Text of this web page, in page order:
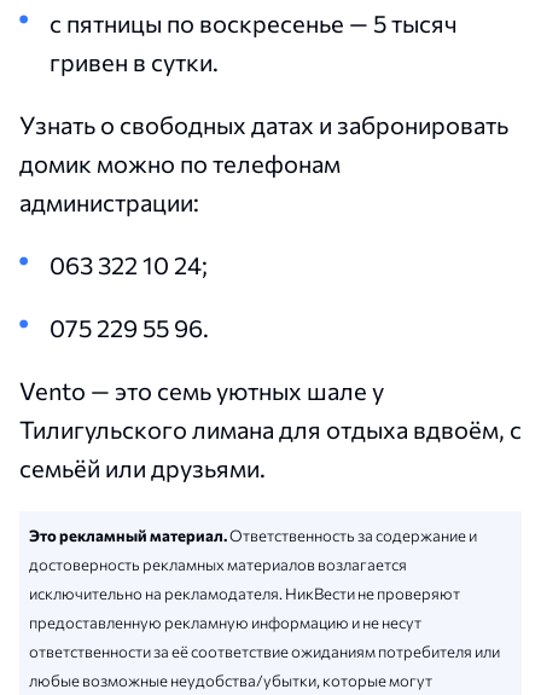
с пятницы по воскресенье — 5 тысяч
гривен в сутки.
Узнать о свободных датах и забронировать
домик можно по телефонам
администрации:
063 322 10 24;
075 229 55 96.
Vento — это семь уютных шале у
Тилигульского лимана для отдыха вдвоём, с
семьёй или друзьями.
Это рекламный материал.Ответственность за содержание и
достоверность рекламных материалов возлагается
исключительно на рекламодателя. НикВести не проверяют
предоставленную рекламную информацию и не несут
ответственности за её соответствие ожиданиям потребителя или
любые возможные неудобства/убытки, которые могут